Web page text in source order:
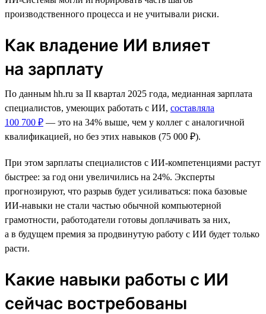
производственного процесса и не учитывали риски.
Как владение ИИ влияет
на зарплату
По данным hh.ru за II квартал 2025 года, медианная зарплата
специалистов, умеющих работать с ИИ, составляла
100 700 ₽ — это на 34% выше, чем у коллег с аналогичной
квалификацией, но без этих навыков (75 000 ₽).
При этом зарплаты специалистов с ИИ-компетенциями растут
быстрее: за год они увеличились на 24%. Эксперты
прогнозируют, что разрыв будет усиливаться: пока базовые
ИИ-навыки не стали частью обычной компьютерной
грамотности, работодатели готовы доплачивать за них,
а в будущем премия за продвинутую работу с ИИ будет только
расти.
Какие навыки работы с ИИ
сейчас востребованы